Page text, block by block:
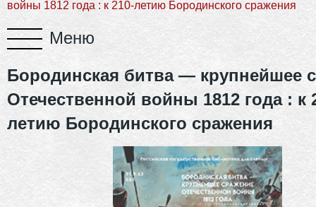
войны 1812 года : к 210-летию Бородинского сражения
Бородинская битва — крупнейшее
Отечественной войны 1812 года : к
летию Бородинского сражения